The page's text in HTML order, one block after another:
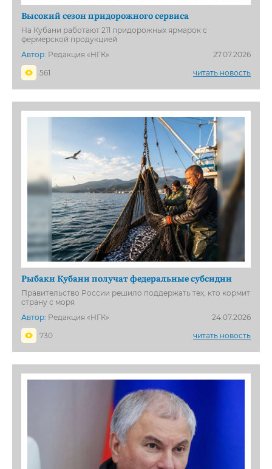
Высокий сезон придорожного сервиса
На Кубани работают 211 придорожных ярмарок с
фермерской продукцией
Автор: Редакция «НГК»
27.07.2026
561
читать новость
Рыбаки Кубани получат федеральные субсидии
Правительство России решило поддержать тех, кто кормит
страну с моря
Автор: Редакция «НГК»
24.07.2026
730
читать новость